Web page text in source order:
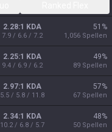
2.28:1 KDA
7.9 / 6.6 / 7.2
51 %
1,056 Spellen
2.25:1 KDA
9.4 / 6.9 / 6.2
49%
89 Spellen
2.97:1 KDA
5.5 / 5.8 / 11.8
57%
67 Spellen
2.34:1 KDA
10.2 / 6.8 / 5.7
48%
50 Spellen